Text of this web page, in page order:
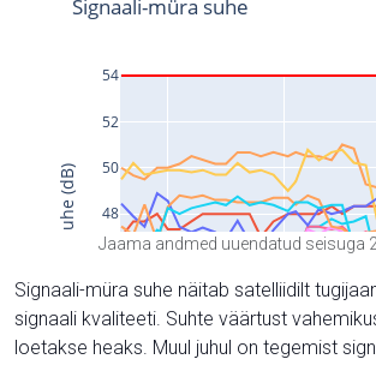
Jaama andmed uuendatud seisuga
Signaali-müra suhe näitab satelliidilt
signaali kvaliteeti. Suhte väärtust
loetakse heaks. Muul juhul on tegemist